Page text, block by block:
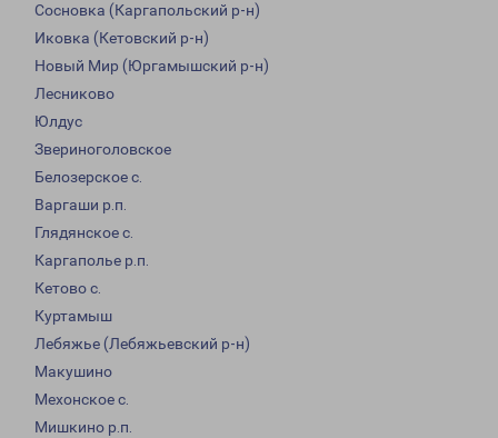
Сосновка (Каргапольский р-н)
Иковка (Кетовский р-н)
Новый Мир (Юргамышский р-н)
Лесниково
Юлдус
Звериноголовское
Белозерское с.
Варгаши р.п.
Глядянское с.
Каргаполье р.п.
Кетово с.
Куртамыш
Лебяжье (Лебяжьевский р-н)
Макушино
Мехонское с.
Мишкино р.п.